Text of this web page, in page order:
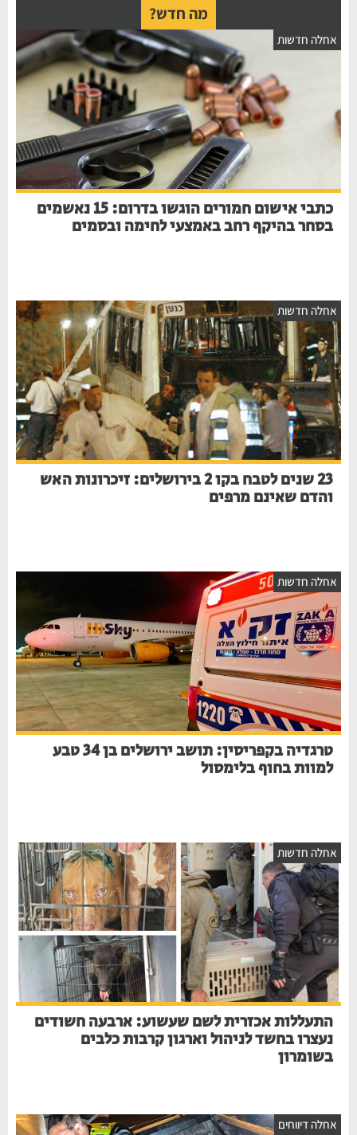
מה חדש?
חדשות
כתבי אישום חמורים הוגשו בדרום: 15 נאשמים
בסחר בהיקף רחב באמצעי לחימה ובסמים
חדשות
23 שנים לטבח בקו 2 בירושלים: זיכרונות האש
והדם שאינם מרפים
חדשות
טרגדיה בקפריסין: תושב ירושלים בן 34 טבע
למוות בחוף בלימסול
חדשות
התעללות אכזרית לשם שעשוע: ארבעה חשודים
נעצרו בחשד לניהול וארגון קרבות כלבים
בשומרון
דיווחים